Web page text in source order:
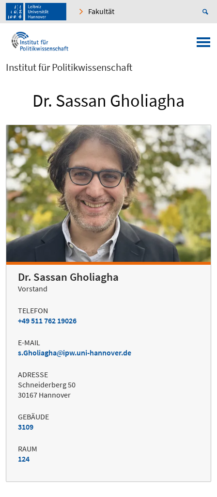
Fakultät
Institut für Politikwissenschaft
Dr. Sassan Gholiagha
Dr. Sassan Gholiagha
Vorstand
TELEFON
+49 511 762 19026
E-MAIL
s.Gholiagha
ipw.uni-hannover.de
ADRESSE
Schneiderberg 50
30167 Hannover
GEBÄUDE
3109
RAUM
124